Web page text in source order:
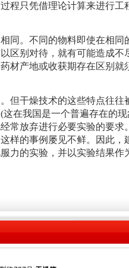
程只凭借理论计算来进行工
同。不同的物料即使在相同
区别对待，就有可能造成不
材产地或收获期存在区别就
但干燥技术的这些特点往往
在我国是一个普遍存在的现
常放弃进行必要实验的要求。
样的事例屡见不鲜。因此，
力的实验，并以实验结果作